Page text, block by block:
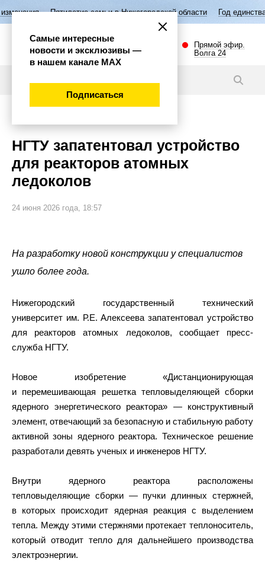
Пятилетие семьи в Нижегородской области Год единства народов
Прямой эфир.
Волга 24
НГТУ запатентовал устройство
для реакторов атомных
ледоколов
24 июня 2026 года, 18:57
На разработку новой конструкции у специалистов
ушло более года.
Нижегородский государственный технический
университет им. Р.Е. Алексеева запатентовал устройство
для реакторов атомных ледоколов, сообщает пресс-
служба НГТУ.
Новое изобретение «Дистанционирующая
и перемешивающая решетка тепловыделяющей сборки
ядерного энергетического реактора» — конструктивный
элемент, отвечающий за безопасную и стабильную работу
активной зоны ядерного реактора. Техническое решение
разработали девять ученых и инженеров НГТУ.
Внутри ядерного реактора расположены
тепловыделяющие сборки — пучки длинных стержней,
в которых происходит ядерная реакция с выделением
тепла. Между этими стержнями протекает теплоноситель,
который отводит тепло для дальнейшего производства
электроэнергии.
Самые интересные
новости и эксклюзивы —
в нашем канале МАХ
Подписаться